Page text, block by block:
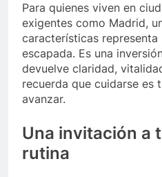
Para quienes viven en
exigentes como Madrid,
características representa
escapada. Es una
devuelve claridad,
recuerda que cuidarse es
avanzar.
Una invitación a
rutina